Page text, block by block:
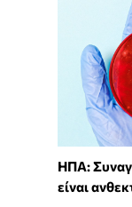
ΗΠΑ:
είναι